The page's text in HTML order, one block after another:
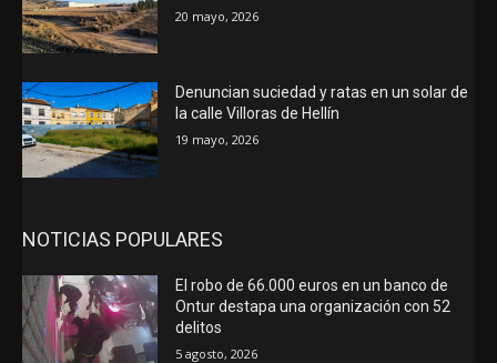
20 mayo, 2026
Denuncian suciedad y ratas en un solar de
la calle Villoras de Hellín
19 mayo, 2026
NOTICIAS POPULARES
El robo de 66.000 euros en un banco de
Ontur destapa una organización con 52
delitos
5 agosto, 2026